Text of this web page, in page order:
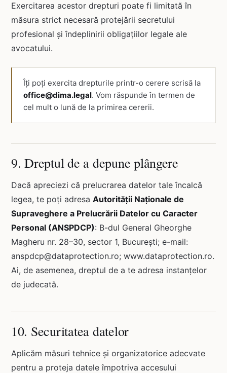
Exercitarea acestor drepturi poate fi limitată în
măsura strict necesară protejării secretului
profesional și îndeplinirii obligațiilor legale ale
avocatului.
Îți poți exercita drepturile printr-o cerere scrisă la
office@dima.legal. Vom răspunde în termen de
cel mult o lună de la primirea cererii.
9. Dreptul de a depune plângere
Dacă apreciezi că prelucrarea datelor tale încalcă
legea, te poți adresa Autorității Naționale de
Supraveghere a Prelucrării Datelor cu Caracter
Personal (ANSPDCP): B-dul General Gheorghe
Magheru nr. 28–30, sector 1, București; e-mail:
anspdcp@dataprotection.ro; www.dataprotection.ro.
Ai, de asemenea, dreptul de a te adresa instanțelor
de judecată.
10. Securitatea datelor
Aplicăm măsuri tehnice și organizatorice adecvate
pentru a proteja datele împotriva accesului